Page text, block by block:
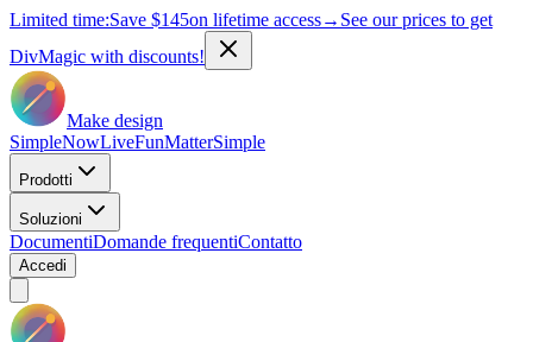
Limited time:Save $145on lifetime access→ See our prices to get
DivMagic with discounts!
Make design
SimpleNowLiveFunMatterSimple
Prodotti
Soluzioni
DocumentiDomande frequentiContatto
Accedi